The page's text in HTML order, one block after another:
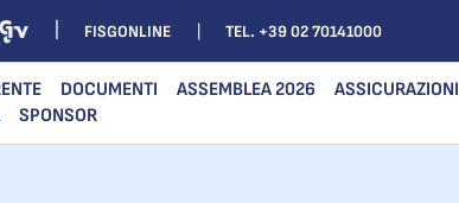
FISGONLINE TEL. +39 02 70141000
DOCUMENTI ASSEMBLEA 2026
ASSICURAZIONI
SPONSOR